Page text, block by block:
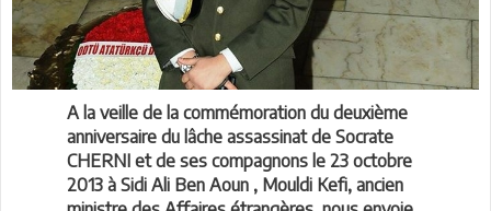
A la veille de la commémoration du deuxième
anniversaire du lâche assassinat de Socrate
CHERNI et de ses compagnons le 23 octobre
2013 à Sidi Ali Ben Aoun , Mouldi Kefi, ancien